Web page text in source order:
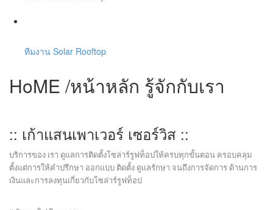
ทีมงาน Solar Rooftop
HoME /หน้าหลัก รู้จักกับเรา
:: เก้าแสนเพาเวอร์ เซอร์วิส ::
บริการของ เรา ดูแลการติดตั้งโซล่าร์รูฟท็อปให้ครบทุกขั้นตอน ครอบคลุม
ตั้งแต่การให้คำปรึกษา ออกแบบ ติดตั้ง ดูแลรักษา จนถึงการจัดการ ด้านการ
เงินและการลงทุนเกี่ยวกับโซล่าร์รูฟท็อป